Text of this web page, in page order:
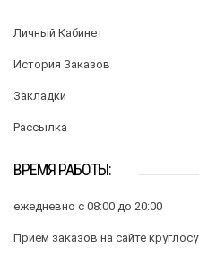
Личный Кабинет
История Заказов
Закладки
Рассылка
ВРЕМЯ РАБОТЫ:
ежедневно с 08:00 до 20:00
Прием заказов на сайте